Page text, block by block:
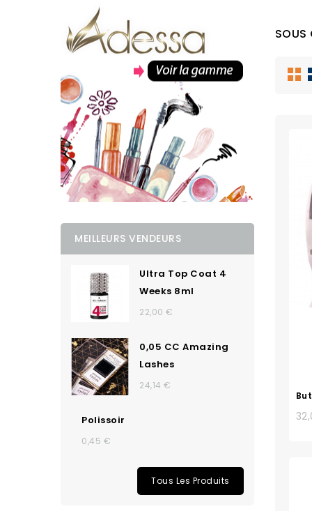
MEILLEURS VENDEURS
Ultra Top Coat 4
Weeks 8ml
22,00 €
0,05 CC Amazing
Lashes
24,14 €
Polissoir
0,45 €
Tous Les Produits
SOUS